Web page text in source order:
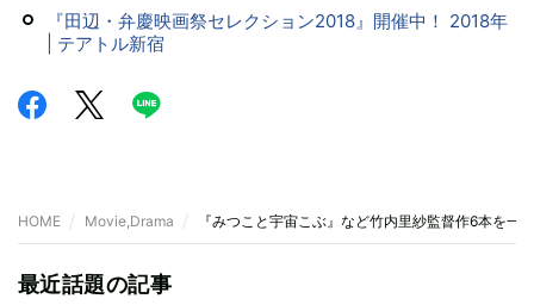
『田辺・弁慶映画祭セレクション2018』開催中！ 2018年
| テアトル新宿
HOME Movie,Drama 『みつこと宇宙こぶ』など竹内里紗監督作6本を一
最近話題の記事